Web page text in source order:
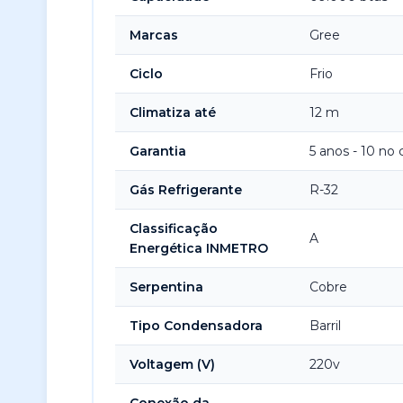
Marcas Gree
Ciclo Frio
Climatiza até 12 m
Garantia 5 anos - 10 no
Gás Refrigerante R-32
Classificação
Energética INMETRO
A
Serpentina Cobre
Tipo Condensadora Barril
Voltagem (V) 220v